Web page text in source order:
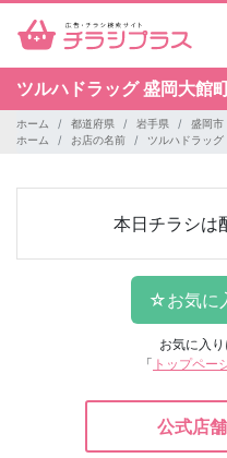
ツルハドラッグ盛岡大館
ホーム 都道府県 岩手県
盛岡市
ホーム
お店の名前 ツルハドラッグ
本日チラシは
お気に入
「 トップペー
公式店